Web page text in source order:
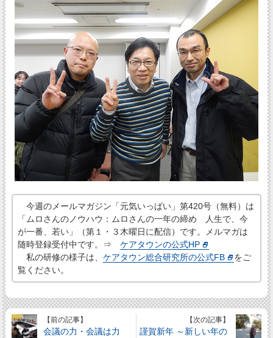
今週のメールマガジン「元気いっぱい」第420号（無料）は
「ムロさんのノウハウ：ムロさんの一年の締め 人生で、今
が一番、若い」（第１・３木曜日に配信）です。メルマガは
随時登録受付中です。⇒ ケアタウンの公式HP
私の研修の様子は、 ケアタウン総合研究所の公式FB
をご
覧ください。
【前の記事】
会議の力・会議は力
【次の記事】
謹賀新年 ～新しい年の